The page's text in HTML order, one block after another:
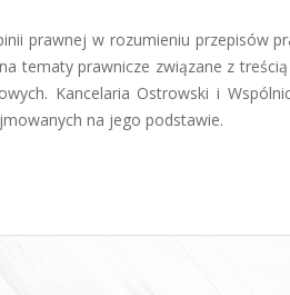
prawnej w rozumieniu przepisów
tematy prawnicze związane z
Kancelaria Ostrowski i
na jego podstawie.